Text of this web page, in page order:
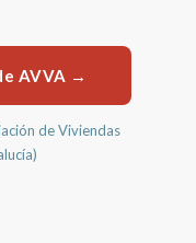
AVVA →
de Viviendas